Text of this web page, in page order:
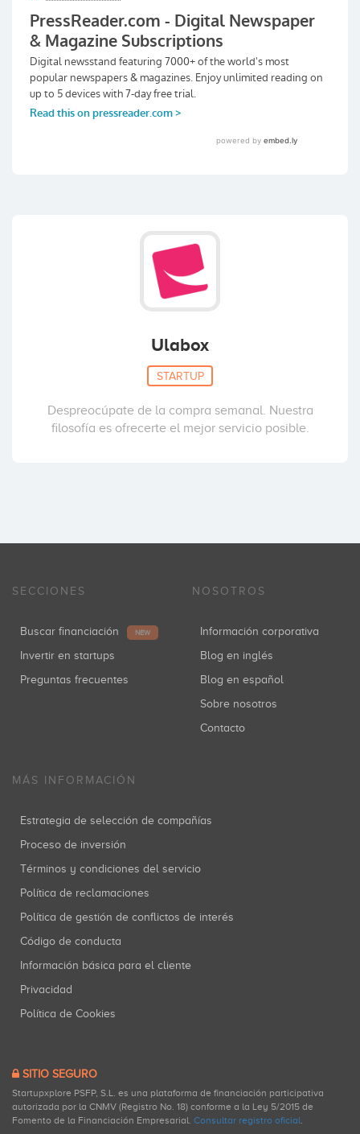
Ulabox
STARTUP
Despreocúpate de la compra semanal. Nuestra
filosofía es ofrecerte el mejor servicio posible.
SECCIONES
Buscar financiación NEW
Invertir en startups
Preguntas frecuentes
NOSOTROS
Información corporativa
Blog en inglés
Blog en español
Sobre nosotros
Contacto
MÁS INFORMACIÓN
Estrategia de selección de compañías
Proceso de inversión
Términos y condiciones del servicio
Política de reclamaciones
Política de gestión de conflictos de interés
Código de conducta
Información básica para el cliente
Privacidad
Política de Cookies
SITIO SEGURO
Startupxplore PSFP, S.L. es una plataforma de financiación participativa
autorizada por la CNMV (Registro No. 18) conforme a la Ley 5/2015 de
Fomento de la Financiación Empresarial. Consultar registro oficial